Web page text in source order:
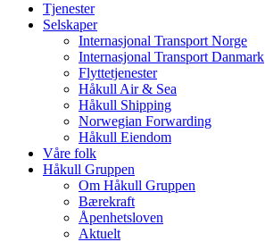
Tjenester
Selskaper
Internasjonal Transport Norge
Internasjonal Transport Danmark
Flyttetjenester
Håkull Air & Sea
Håkull Shipping
Norwegian Forwarding
Håkull Eiendom
Våre folk
Håkull Gruppen
Om Håkull Gruppen
Bærekraft
Åpenhetsloven
Aktuelt